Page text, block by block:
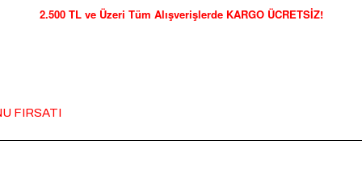
2.500 TL ve Üzeri Tüm Alışverişlerde KARGO ÜCRETSİZ!
FIRSATI